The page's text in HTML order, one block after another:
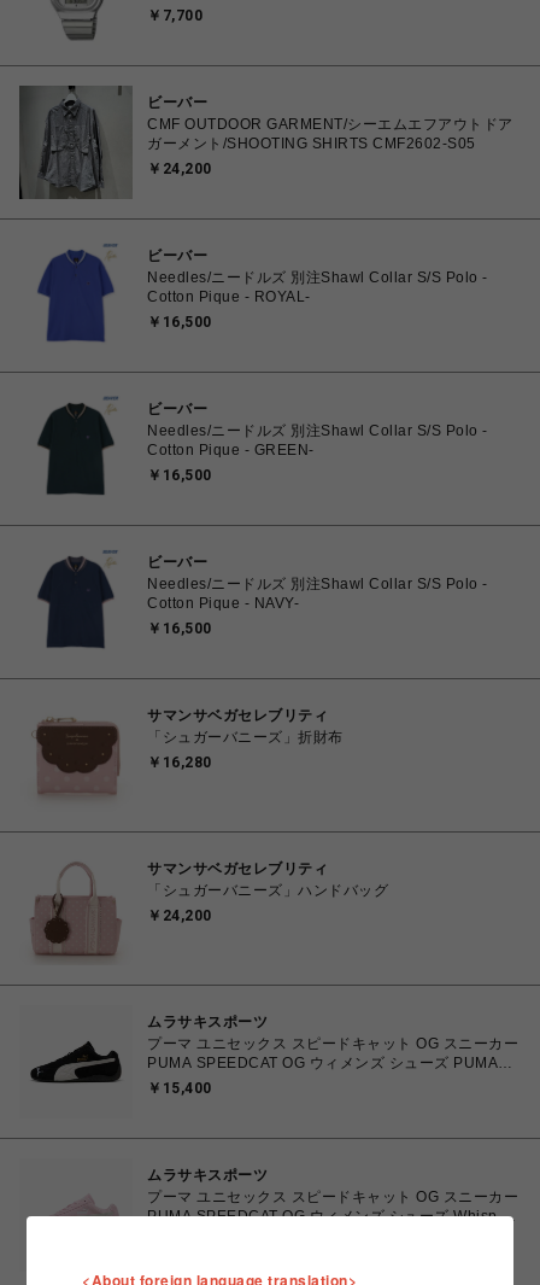
4549526409615 腕時計 国内正規品 【 北海道/沖縄/離
￥7,700
ビーバー
CMF OUTDOOR GARMENT/シーエムエフアウトドア
ガーメント/SHOOTING SHIRTS CMF2602-S05
￥24,200
ビーバー
Needles/ニードルズ 別注Shawl Collar S/S Polo -
Cotton Pique - ROYAL-
￥16,500
ビーバー
Needles/ニードルズ 別注Shawl Collar S/S Polo -
Cotton Pique - GREEN-
￥16,500
ビーバー
Needles/ニードルズ 別注Shawl Collar S/S Polo -
Cotton Pique - NAVY-
￥16,500
サマンサベガセレブリティ
「シュガーバニーズ」折財布
￥16,280
サマンサベガセレブリティ
「シュガーバニーズ」ハンドバッグ
￥24,200
ムラサキスポーツ
プーマ ユニセックス スピードキャット OG スニーカー
PUMA SPEEDCAT OG ウィメンズ シューズ PUMA
Black-PUMA White 23.0cm～25.0cm 398846_01
￥15,400
ムラサキスポーツ
プーマ ユニセックス スピードキャット OG スニーカー
PUMA SPEEDCAT OG ウィメンズ シューズ Whisp Of
く】
<About foreign language translation>